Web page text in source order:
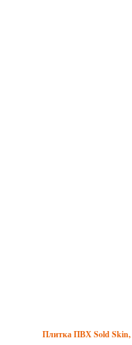
Плитка ПВХ Sold Skin,